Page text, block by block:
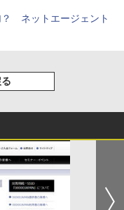
？ ネットエージェント